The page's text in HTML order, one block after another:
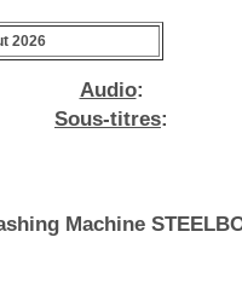
2026
Audio:
Sous-titres:
Machine